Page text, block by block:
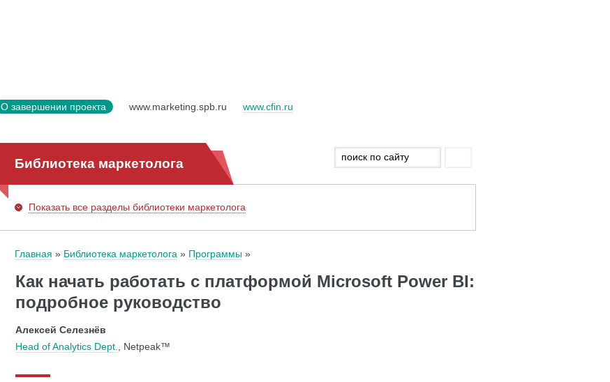
О завершении проекта www.marketing.spb.ru www.cfin.ru
Библиотека маркетолога
Показать все разделы библиотеки маркетолога
Главная Библиотека маркетолога Программы
Как начать работать с платформой Microsoft Power BI:
подробное руководство
Алексей Селезнёв
Head of Analytics Dept.
, Netpeak™